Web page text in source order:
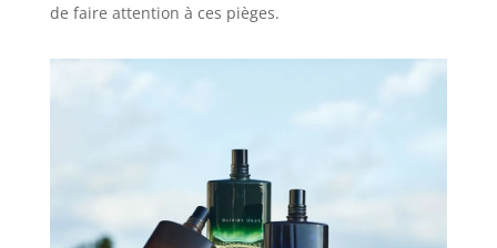
de faire attention à ces pièges.